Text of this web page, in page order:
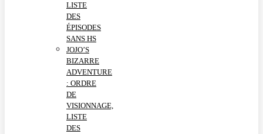
LISTE
DES
ÉPISODES
SANS HS
JOJO’S
BIZARRE
ADVENTURE
: ORDRE
DE
VISIONNAGE,
LISTE
DES